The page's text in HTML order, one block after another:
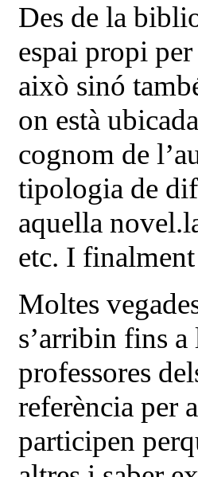
Des de la
espai propi
això sinó
on està
cognom de
tipologia de
aquella
etc. I
Moltes
s’arribin fins
professores
referència per
participen